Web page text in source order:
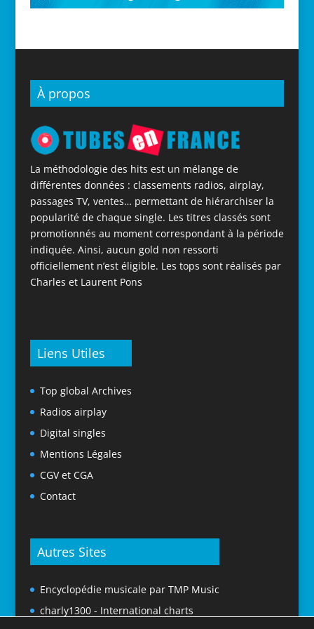
À propos
La méthodologie des hits est un mélange de
différentes données : classements radios, airplay,
passages TV, ventes… permettant de hiérarchiser la
popularité de chaque single. Les titres classés sont
promotionnés au moment correspondant à la période
indiquée. Ainsi, aucun gold non ressorti
officiellement n’est éligible. Les tops sont réalisés par
Charles et Laurent Pons
Liens Utiles
Top global Archives
Radios airplay
Digital singles
Mentions Légales
CGV et CGA
Contact
Autres Sites
Encyclopédie musicale par TMP Music
charly1300 - International charts